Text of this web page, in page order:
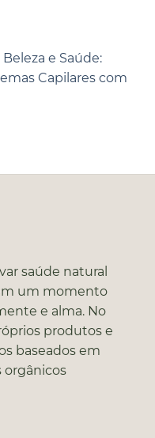
Beleza e Saúde:
Capilares com
saúde natural
um momento
e alma. No
produtos e
baseados em